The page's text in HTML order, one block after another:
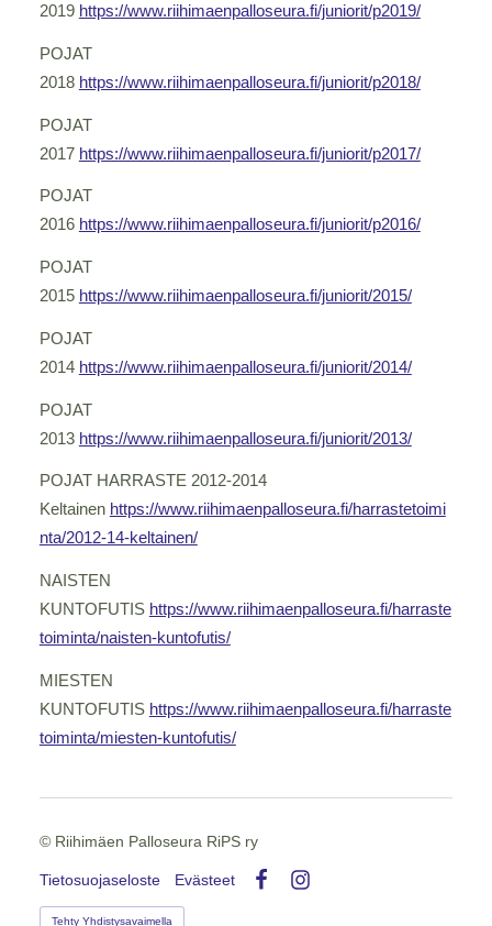
2019 https://www.riihimaenpalloseura.fi/juniorit/p2019/
POJAT
2018 https://www.riihimaenpalloseura.fi/juniorit/p2018/
POJAT
2017 https://www.riihimaenpalloseura.fi/juniorit/p2017/
POJAT
2016 https://www.riihimaenpalloseura.fi/juniorit/p2016/
POJAT
2015 https://www.riihimaenpalloseura.fi/juniorit/2015/
POJAT
2014 https://www.riihimaenpalloseura.fi/juniorit/2014/
POJAT
2013 https://www.riihimaenpalloseura.fi/juniorit/2013/
POJAT HARRASTE 2012-2014
Keltainen https://www.riihimaenpalloseura.fi/harrastetoimi
nta/2012-14-keltainen/
NAISTEN
KUNTOFUTIS https://www.riihimaenpalloseura.fi/harraste
toiminta/naisten-kuntofutis/
MIESTEN
KUNTOFUTIS https://www.riihimaenpalloseura.fi/harraste
toiminta/miesten-kuntofutis/
© Riihimäen Palloseura RiPS ry
Tietosuojaseloste
Evästeet
Tehty Yhdistysavaimella